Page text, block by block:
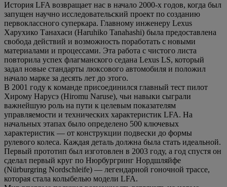
История LFA возвращает нас в начало 2000-х годов, когда был
запущен научно исследовательский проект по созданию
первоклассного суперкара. Главному инженеру Lexus
Харухико Танахаси (Haruhiko Tanahashi) была предоставлена
свобода действий и возможность поработать с новыми
материалами и процессами. Эта работа с чистого листа
повторила успех флагманского седана Lexus LS, который
задал новые стандарты люксового автомобиля и положил
начало марке за десять лет до этого.
В 2001 году к команде присоединился главный тест пилот
Хирому Нарусэ (Hiromu Naruse), чьи навыки сыграли
важнейшую роль на пути к целевым показателям
управляемости и технических характеристик LFA. На
начальных этапах было определено 500 ключевых
характеристик — от конструкции подвески до формы
рулевого колеса. Каждая деталь должна была стать идеальной.
Первый прототип был изготовлен в 2003 году, а год спустя он
сделал первый круг по Нюрбургринг Нордшляйфе
(Nürburgring Nordschleife) — легендарной гоночной трассе,
которая стала колыбелью модели LFA.